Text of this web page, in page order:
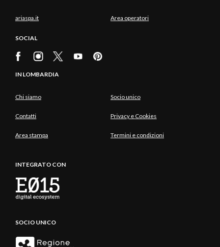
ariaspa.it Area operatori
SOCIAL
IN LOMBARDIA
Chi siamo Socio unico
Contatti Privacy e Cookies
Area stampa Termini e condizioni
INTEGRATO CON
SOCIO UNICO